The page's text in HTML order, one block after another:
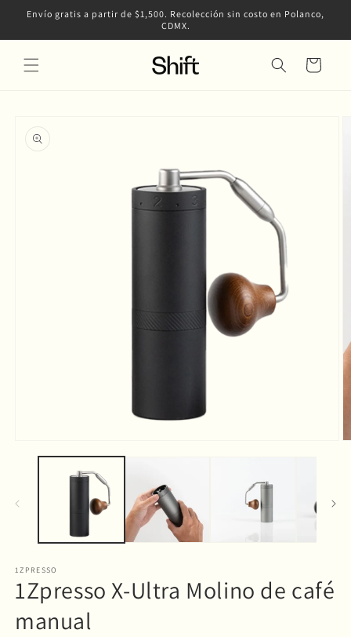
directamente
Envío gratis a partir de $1,500. Recolección sin costo en Polanco,
CDMX.
Carrito
información
elemento
una
1ZPRESSO
1Zpresso X-Ultra Molino de café
manual